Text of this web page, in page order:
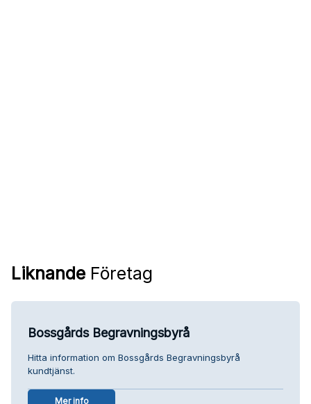
Liknande Företag
Bossgårds Begravningsbyrå
Hitta information om Bossgårds Begravningsbyrå
kundtjänst.
Mer info